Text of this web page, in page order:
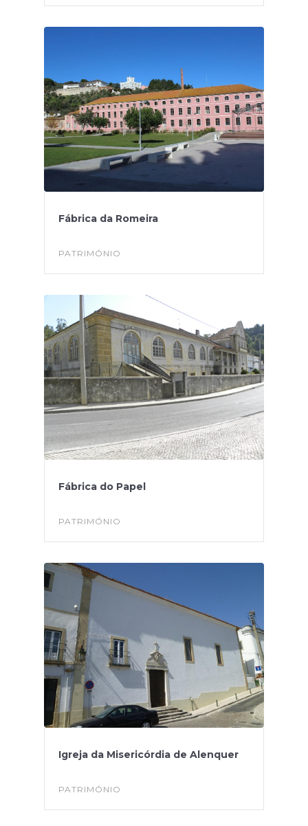
Fábrica da Romeira
PATRIMÓNIO
Fábrica do Papel
PATRIMÓNIO
Igreja da Misericórdia de Alenquer
PATRIMÓNIO